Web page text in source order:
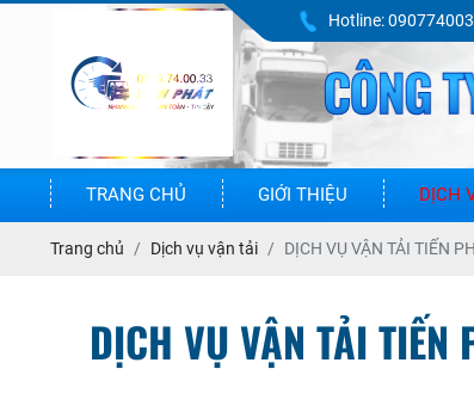
Hotline:
TRANG CHỦ GIỚI THIỆU DỊCH
Trang chủ Dịch vụ vận tải DỊCH VỤ VẬN TẢI TIẾN
DỊCH VỤ VẬN TẢI TIẾN